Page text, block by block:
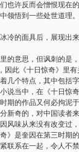
也许反而会憎恨现在
领悟到一些处世道理
冷的面具后，展现出
的意思，但讽刺的是
因此《十日惊奇》里
几个特点，其中包括
说当中，在《十日惊
期的作品又何必拘泥
新奇的，对中国读者
风味从来没有改变过
》是奎因在第三时期
联系在一起，令人不禁